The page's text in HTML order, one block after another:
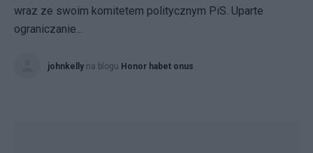
wraz ze swoim komitetem politycznym PiS. Uparte
ograniczanie...
johnkelly na blogu Honor habet onus